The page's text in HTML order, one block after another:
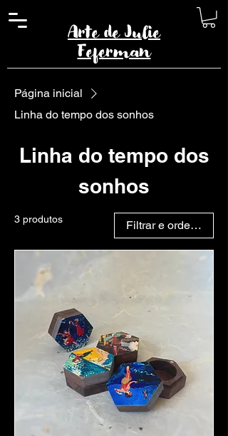
Arte de Julie
Feferman
Página inicial
Linha do tempo dos sonhos
Linha do tempo dos
sonhos
3 produtos Filtrar e ordenar